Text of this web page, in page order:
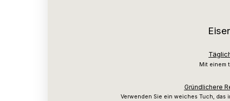
Mit einem
Gründlichere
Verwenden Sie ein weiches Tuch, das